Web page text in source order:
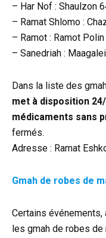
– Har Nof : Shaulzon
– Ramat Shlomo :
– Ramot : Ramot
– Sanedriah :
Dans la liste des
met à disposition
médicaments sans
fermés.
Adresse : Ramat
Gmah de robes de
Certains
les gmah de robes